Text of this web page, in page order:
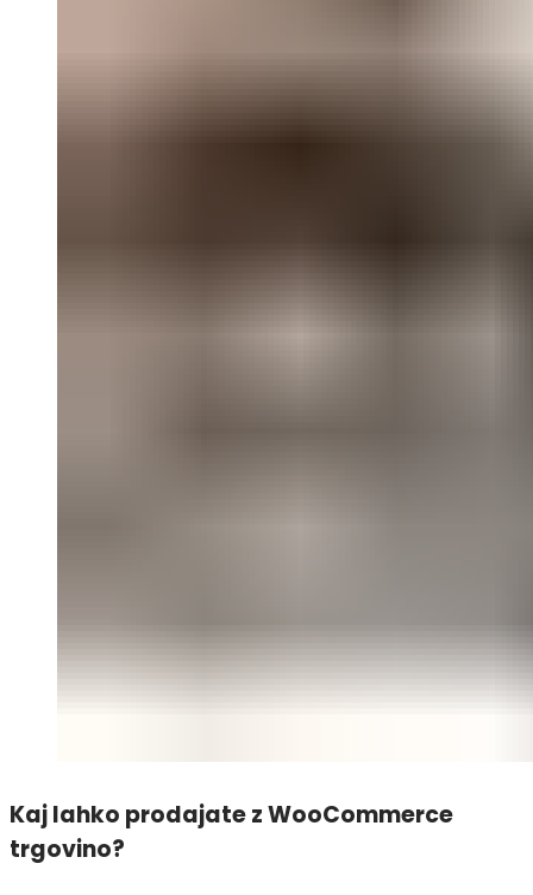
Kaj lahko prodajate z WooCommerce
trgovino?